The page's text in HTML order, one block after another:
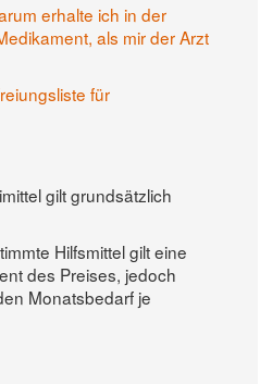
erhalte ich in der
als mir der Arzt
für
gilt grundsätzlich
Hilfsmittel gilt eine
des Preises, jedoch
Monatsbedarf je